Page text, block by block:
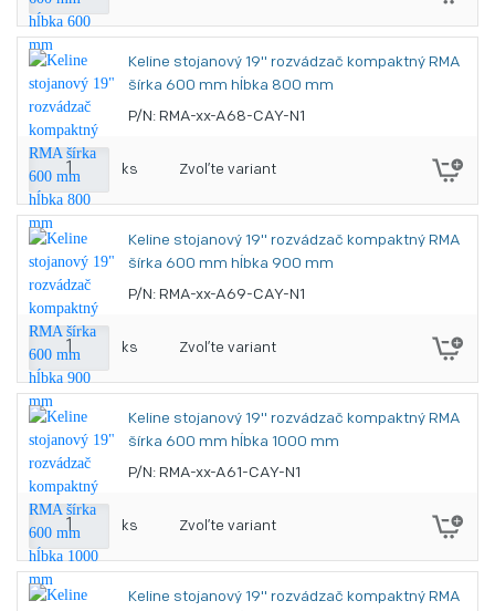
Keline stojanový 19" rozvádzač kompaktný RMA
šírka 600 mm hĺbka 800 mm
P/N: RMA-xx-A68-CAY-N1
ks Zvoľte variant
Keline stojanový 19" rozvádzač kompaktný RMA
šírka 600 mm hĺbka 900 mm
P/N: RMA-xx-A69-CAY-N1
ks Zvoľte variant
Keline stojanový 19" rozvádzač kompaktný RMA
šírka 600 mm hĺbka 1000 mm
P/N: RMA-xx-A61-CAY-N1
ks Zvoľte variant
Keline stojanový 19" rozvádzač kompaktný RMA